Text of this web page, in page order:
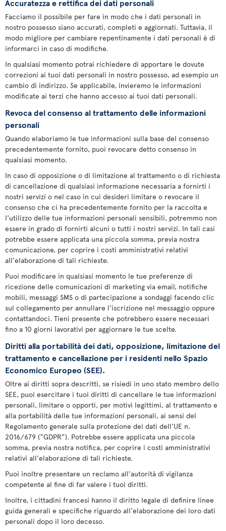
Accuratezza e rettifica dei dati personali
Facciamo il possibile per fare in modo che i dati personali in
nostro possesso siano accurati, completi e aggiornati. Tuttavia, il
modo migliore per cambiare repentinamente i dati personali è di
informarci in caso di modifiche.
In qualsiasi momento potrai richiedere di apportare le dovute
correzioni ai tuoi dati personali in nostro possesso, ad esempio un
cambio di indirizzo. Se applicabile, invieremo le informazioni
modificate ai terzi che hanno accesso ai tuoi dati personali.
Revoca del consenso al trattamento delle informazioni
personali
Quando elaboriamo le tue informazioni sulla base del consenso
precedentemente fornito, puoi revocare detto consenso in
qualsiasi momento.
In caso di opposizione o di limitazione al trattamento o di richiesta
di cancellazione di qualsiasi informazione necessaria a fornirti i
nostri servizi o nel caso in cui desideri limitare o revocare il
consenso che ci ha precedentemente fornito per la raccolta e
l'utilizzo delle tue informazioni personali sensibili, potremmo non
essere in grado di fornirti alcuni o tutti i nostri servizi. In tali casi
potrebbe essere applicata una piccola somma, previa nostra
comunicazione, per coprire i costi amministrativi relativi
all'elaborazione di tali richieste.
Puoi modificare in qualsiasi momento le tue preferenze di
ricezione delle comunicazioni di marketing via email, notifiche
mobili, messaggi SMS o di partecipazione a sondaggi facendo clic
sul collegamento per annullare l'iscrizione nel messaggio oppure
contattandoci. Tieni presente che potrebbero essere necessari
fino a 10 giorni lavorativi per aggiornare le tue scelte.
Diritti alla portabilità dei dati, opposizione, limitazione del
trattamento e cancellazione per i residenti nello Spazio
Economico Europeo (SEE).
Oltre ai diritti sopra descritti, se risiedi in uno stato membro dello
SEE, puoi esercitare i tuoi diritti di cancellare le tue informazioni
personali, limitare o opporti, per motivi legittimi, al trattamento e
alla portabilità delle tue informazioni personali, ai sensi del
Regolamento generale sulla protezione dei dati dell'UE n.
2016/679 (“GDPR”). Potrebbe essere applicata una piccola
somma, previa nostra notifica, per coprire i costi amministrativi
relativi all'elaborazione di tali richieste.
Puoi inoltre presentare un reclamo all'autorità di vigilanza
competente al fine di far valere i tuoi diritti.
Inoltre, i cittadini francesi hanno il diritto legale di definire linee
guida generali e specifiche riguardo all'elaborazione dei loro dati
personali dopo il loro decesso.